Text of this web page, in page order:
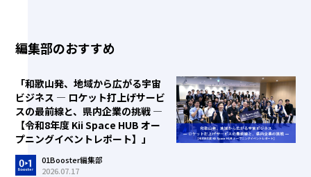
編集部のおすすめ
「和歌山発、地域から広がる宇宙
ビジネス ― ロケット打上げサービ
スの最前線と、県内企業の挑戦 ―
【令和8年度 Kii Space HUB オー
プニングイベントレポート】」
01Booster編集部
2026.07.17